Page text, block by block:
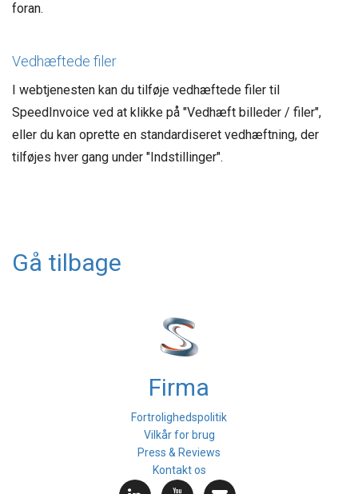
foran.
Vedhæftede filer
I webtjenesten kan du tilføje vedhæftede filer til
SpeedInvoice ved at klikke på "Vedhæft billeder / filer",
eller du kan oprette en standardiseret vedhæftning, der
tilføjes hver gang under "Indstillinger".
Gå tilbage
Firma
Fortrolighedspolitik
Vilkår for brug
Press & Reviews
Kontakt os